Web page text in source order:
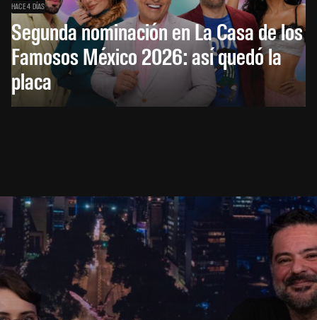
HACE 4 DÍAS
Segunda nominación en La Casa de los
Famosos México 2026: así quedó la
placa